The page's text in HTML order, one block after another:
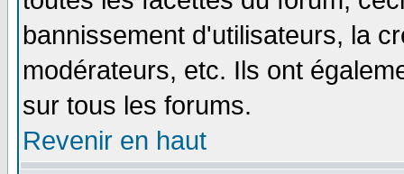
bannissement d'utilisateurs, la
modérateurs, etc. Ils ont
sur tous les forums.
Revenir en haut